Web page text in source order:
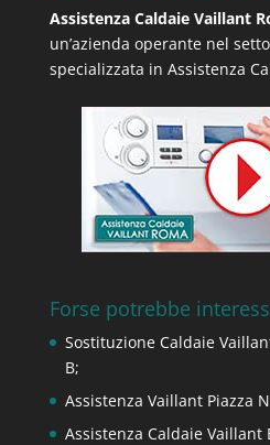
Assistenza Caldaie Vaillant
un’azienda operante nel
specializzata in Assistenza
Forse potrebbe
Sostituzione Caldaie
B;
Assistenza Vaillant Piazza
Assistenza Caldaie Vaillant